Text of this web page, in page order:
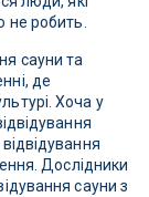
не робить.
сауни та
де
Хоча у
Дослідники
сауни з